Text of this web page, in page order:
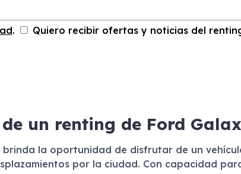
. Quiero recibir ofertas y noticias del
un renting de Ford
brinda la oportunidad de disfrutar de un
por la ciudad. Con capacidad